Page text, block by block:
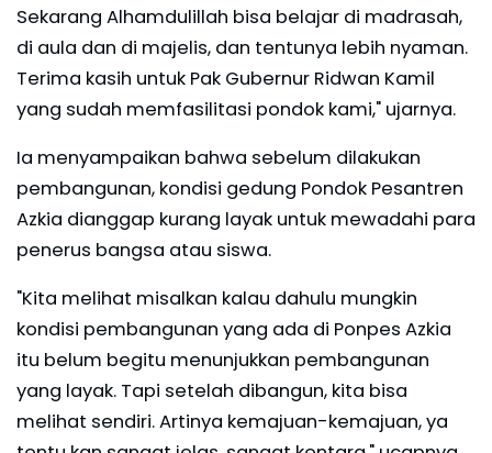
Sekarang Alhamdulillah bisa belajar di madrasah,
di aula dan di majelis, dan tentunya lebih nyaman.
Terima kasih untuk Pak Gubernur Ridwan Kamil
yang sudah memfasilitasi pondok kami," ujarnya.
Ia menyampaikan bahwa sebelum dilakukan
pembangunan, kondisi gedung Pondok Pesantren
Azkia dianggap kurang layak untuk mewadahi para
penerus bangsa atau siswa.
"Kita melihat misalkan kalau dahulu mungkin
kondisi pembangunan yang ada di Ponpes Azkia
itu belum begitu menunjukkan pembangunan
yang layak. Tapi setelah dibangun, kita bisa
melihat sendiri. Artinya kemajuan-kemajuan, ya